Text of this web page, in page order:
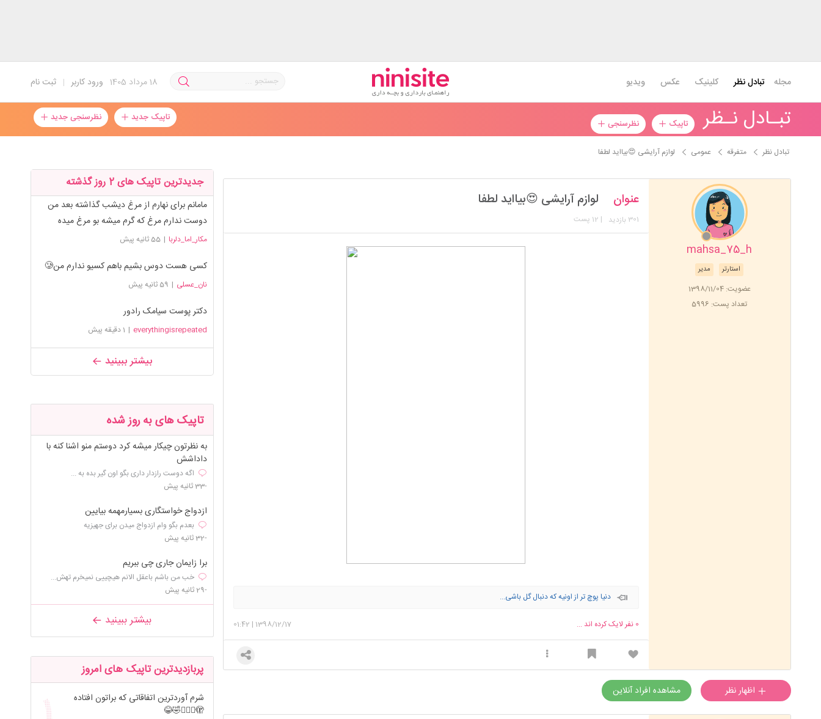
ثبت نام | ورود کاربر 18مرداد 1405 مجله تبادل نظر کلینیک عکس ویدیو
تبـادل نـظر تاپیک نظرسنجی تاپیک جدید نظرسنجی جدید
تبادل نظر متفرقه عمومی لوازم آرایشی 😍بیااید لطفا
mahsa_75_h
مدیر استارتر
عضویت: 1398/11/04
تعداد پست: 5996
عنوان لوازم آرایشی 😍بیااید لطفا
301 بازدید | 12 پست
دنیا پوچ تر از اونیه که دنبال گل باشی...
1398/12/17
|
01:42 0 نفر لایک کرده اند ...
مشاهده افراد آنلاین
جدیدترین تاپیک های 2 روز گذشته
مامانم برای نهارم از مرغ دیشب گذاشته بعد من
دوست ندارم مرغ که گرم میشه بو مرغ میده
مکار_اما_دلربا | 55 ثانیه پیش
کسی هست دوس بشیم باهم کسیو ندارم من🥲
نان_عسلی | 59 ثانیه پیش
دکتر پوست سیامک رادور
everythingisrepeated
| 1 دقیقه پیش
بیشتر ببینید
تاپیک های به روز شده
به نظرتون چیکار میشه کرد دوستم منو اشنا کنه با
داداشش
اگه دوست رازدار داری بگو اون گیر بده به ...
-33 ثانیه پیش
ازدواج خواستگاری بسیارمهمه بیایین
بعدم بگو وام ازدواج میدن برای جهیزیه
-32 ثانیه پیش
برا زایمان جاری چی ببریم
خب من باشم باعقل الانم هیچییی نمیخرم تهش...
-29 ثانیه پیش
بیشتر ببینید
پربازدیدترین تاپیک های امروز
شرم آوردترین اتفاقاتی که براتون افتاده
🫣🤦🏻‍♀️🤣😂